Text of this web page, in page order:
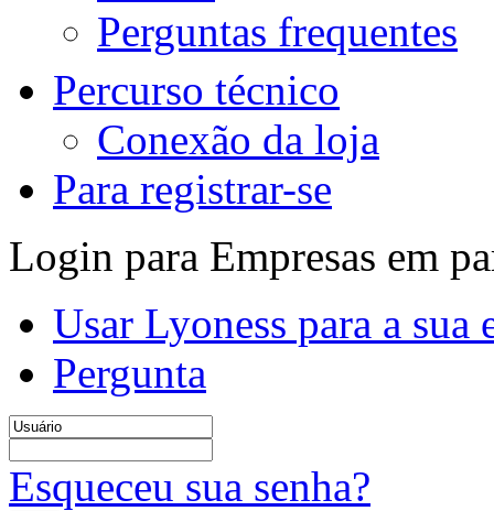
Perguntas frequentes
Percurso técnico
Conexão da loja
Para registrar-se
Login para Empresas em
Usar Lyoness para a sua
Pergunta
Esqueceu sua senha?